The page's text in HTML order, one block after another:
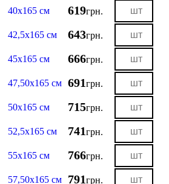
40х165 см
619грн.
42,5х165 см 643грн.
45х165 см 666грн.
47,50х165 см 691грн.
50х165 см 715грн.
52,5х165 см 741грн.
55х165 см 766грн.
57,50х165 см 791грн.